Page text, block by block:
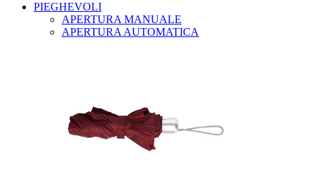
PIEGHEVOLI
APERTURA MANUALE
APERTURA AUTOMATICA